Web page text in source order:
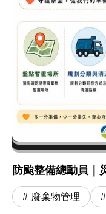
防颱整備總動員｜
廢棄物管理